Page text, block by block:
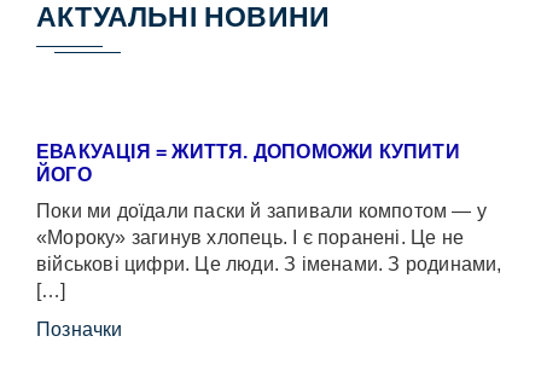
АКТУАЛЬНІ НОВИНИ
ЕВАКУАЦІЯ = ЖИТТЯ. ДОПОМОЖИ КУПИТИ
ЙОГО
Поки ми доїдали паски й запивали компотом — у
«Мороку» загинув хлопець. І є поранені. Це не
військові цифри. Це люди. З іменами. З родинами,
[…]
Позначки